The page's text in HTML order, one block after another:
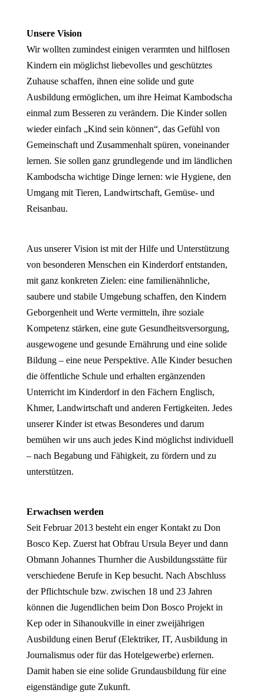
Unsere Vision
Wir wollten zumindest einigen verarmten und hilflosen
Kindern ein möglichst liebevolles und geschütztes
Zuhause schaffen, ihnen eine solide und gute
Ausbildung ermöglichen, um ihre Heimat Kambodscha
einmal zum Besseren zu verändern. Die Kinder sollen
wieder einfach „Kind sein können“, das Gefühl von
Gemeinschaft und Zusammenhalt spüren, voneinander
lernen. Sie sollen ganz grundlegende und im ländlichen
Kambodscha wichtige Dinge lernen: wie Hygiene, den
Umgang mit Tieren, Landwirtschaft, Gemüse- und
Reisanbau.
Aus unserer Vision ist mit der Hilfe und Unterstützung
von besonderen Menschen ein Kinderdorf entstanden,
mit ganz konkreten Zielen: eine familienähnliche,
saubere und stabile Umgebung schaffen, den Kindern
Geborgenheit und Werte vermitteln, ihre soziale
Kompetenz stärken, eine gute Gesundheitsversorgung,
ausgewogene und gesunde Ernährung und eine solide
Bildung – eine neue Perspektive. Alle Kinder besuchen
die öffentliche Schule und erhalten ergänzenden
Unterricht im Kinderdorf in den Fächern Englisch,
Khmer, Landwirtschaft und anderen Fertigkeiten. Jedes
unserer Kinder ist etwas Besonderes und darum
bemühen wir uns auch jedes Kind möglichst individuell
– nach Begabung und Fähigkeit, zu fördern und zu
unterstützen.
Erwachsen werden
Seit Februar 2013 besteht ein enger Kontakt zu Don
Bosco Kep. Zuerst hat Obfrau Ursula Beyer und dann
Obmann Johannes Thurnher die Ausbildungsstätte für
verschiedene Berufe in Kep besucht. Nach Abschluss
der Pflichtschule bzw. zwischen 18 und 23 Jahren
können die Jugendlichen beim Don Bosco Projekt in
Kep oder in Sihanoukville in einer zweijährigen
Ausbildung einen Beruf (Elektriker, IT, Ausbildung in
Journalismus oder für das Hotelgewerbe) erlernen.
Damit haben sie eine solide Grundausbildung für eine
eigenständige gute Zukunft.